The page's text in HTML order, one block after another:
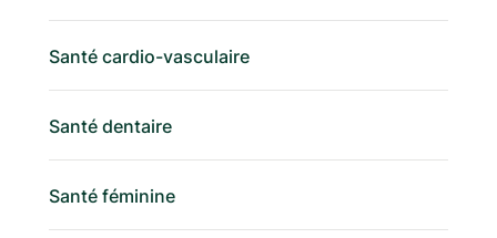
Santé cardio-vasculaire
Santé dentaire
Santé féminine